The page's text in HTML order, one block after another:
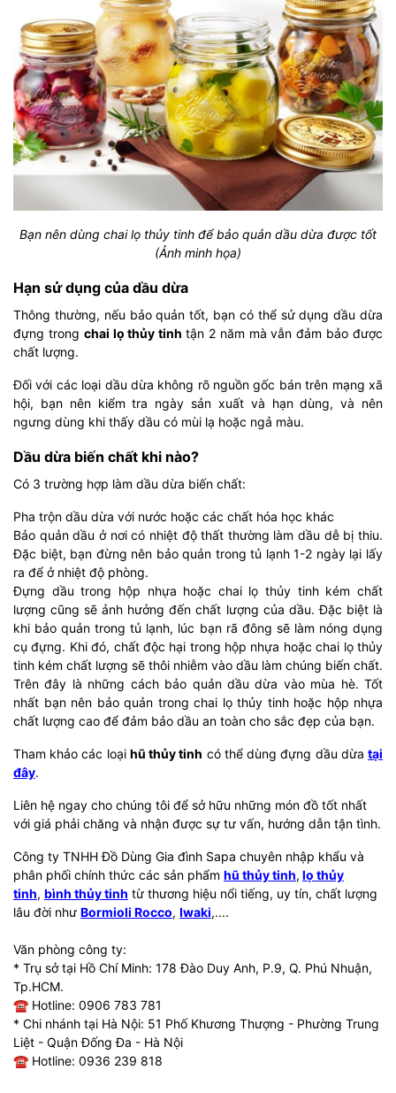
Bạn nên dùng chai lọ thủy tinh để bảo quản dầu dừa được tốt
(Ảnh minh họa)
Hạn sử dụng của dầu dừa
Thông thường, nếu bảo quản tốt, bạn có thể sử dụng dầu dừa
đựng trong chai lọ thủy tinhtận 2 năm mà vẫn đảm bảo được
chất lượng.
Đối với các loại dầu dừa không rõ nguồn gốc bán trên mạng xã
hội, bạn nên kiểm tra ngày sản xuất và hạn dùng, và nên
ngưng dùng khi thấy dầu có mùi lạ hoặc ngả màu.
Dầu dừa biến chất khi nào?
Có 3 trường hợp làm dầu dừa biến chất:
Pha trộn dầu dừa với nước hoặc các chất hóa học khác
Bảo quản dầu ở nơi có nhiệt độ thất thường làm dầu dễ bị thiu.
Đặc biệt, bạn đừng nên bảo quản trong tủ lạnh 1-2 ngày lại lấy
ra để ở nhiệt độ phòng.
Đựng dầu trong hộp nhựa hoặc chai lọ thủy tinh kém chất
lượng cũng sẽ ảnh hưởng đến chất lượng của dầu. Đặc biệt là
khi bảo quản trong tủ lạnh, lúc bạn rã đông sẽ làm nóng dụng
cụ đựng. Khi đó, chất độc hại trong hộp nhựa hoặc chai lọ thủy
tinh kém chất lượng sẽ thôi nhiễm vào dầu làm chúng biến chất.
Trên đây là những cách bảo quản dầu dừa vào mùa hè. Tốt
nhất bạn nên bảo quản trong chai lọ thủy tinh hoặc hộp nhựa
chất lượng cao để đảm bảo dầu an toàn cho sắc đẹp của bạn.
Tham khảo các loại hũ thủy tinh có thể dùng đựng dầu dừatại
đây.
Liên hệ ngay cho chúng tôi để sở hữu những món đồ tốt nhất
với giá phải chăng và nhận được sự tư vấn, hướng dẫn tận tình.
Công ty TNHH Đồ Dùng Gia đình Sapa chuyên nhập khẩu và
phân phối chính thức các sản phẩm hũ thủy tinh, lọ thủy
tinh, bình thủy tinh từ thương hiệu nổi tiếng, uy tín, chất lượng
lâu đời như Bormioli Rocco, Iwaki,....
Văn phòng công ty:
* Trụ sở tại Hồ Chí Minh: 178 Đào Duy Anh, P.9, Q. Phú Nhuận,
Tp.HCM.
☎ Hotline: 0906 783 781
* Chi nhánh tại Hà Nội: 51 Phố Khương Thượng - Phường Trung
Liệt - Quận Đống Đa - Hà Nội
☎ Hotline: 0936 239 818